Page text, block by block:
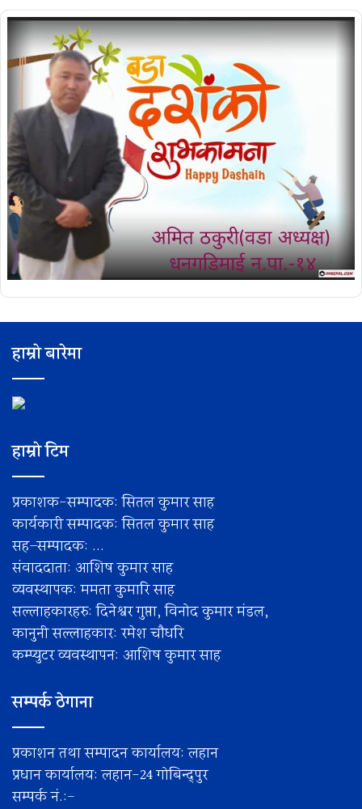
हाम्रो बारेमा
हाम्रो टिम
प्रकाशक-सम्पादक: सितल कुमार साह
कार्यकारी सम्पादक: सितल कुमार साह
सह–सम्पादक: ...
संवाददाता: आशिष कुमार साह
व्यवस्थापक: ममता कुमारि साह
सल्लाहकारहरु: दिनेश्वर गुप्ता, विनोद कुमार मंडल,
कानुनी सल्लाहकार: रमेश चाैधरि
कम्प्युटर व्यवस्थापन: आशिष कुमार साह
सम्पर्क ठेगाना
प्रकाशन तथा सम्पादन कार्यालय: लहान
प्रधान कार्यालय: लहान-24 गोबिन्द्पुर
सम्पर्क नं.:-